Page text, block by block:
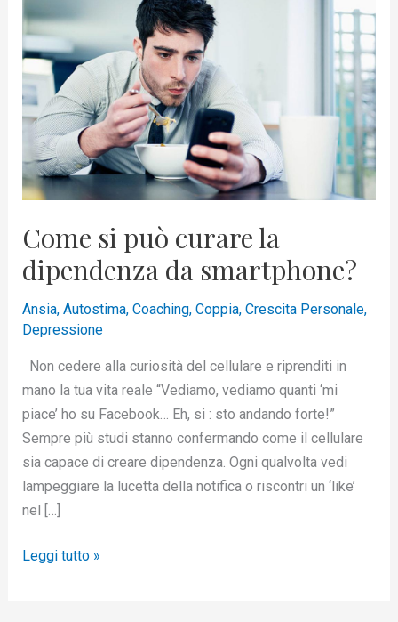
Come si può curare la
dipendenza da smartphone?
Ansia, Autostima, Coaching, Coppia, Crescita Personale,
Depressione
Non cedere alla curiosità del cellulare e riprenditi in
mano la tua vita reale “Vediamo, vediamo quanti ‘mi
piace’ ho su Facebook… Eh, si : sto andando forte!”
Sempre più studi stanno confermando come il cellulare
sia capace di creare dipendenza. Ogni qualvolta vedi
lampeggiare la lucetta della notifica o riscontri un ‘like’
nel […]
può
curare
la
dipendenza
da
smartphone?
Leggi tutto »